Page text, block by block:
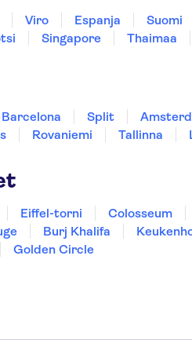
Viro Espanja Suomi
Singapore Thaimaa
Barcelona Split
Rovaniemi Tallinna
Eiffel-torni Colosseum
Burj Khalifa
Golden Circle